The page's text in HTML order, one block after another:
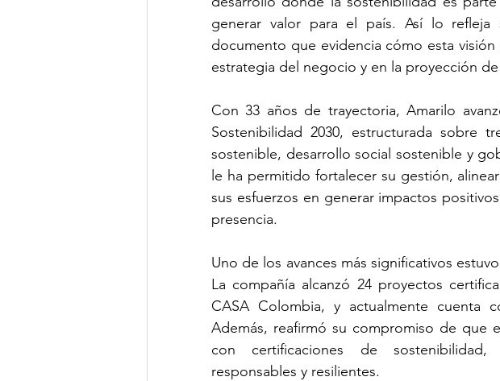
generar valor para el país. Así lo
documento que evidencia cómo esta
estrategia del negocio y en la proyección de
Con 33 años de trayectoria, Amarilo
Sostenibilidad 2030, estructurada sobre
sostenible, desarrollo social sostenible y
le ha permitido fortalecer su gestión,
sus esfuerzos en generar impactos
presencia.
Uno de los avances más significativos
La compañía alcanzó 24 proyectos
CASA Colombia, y actualmente cuenta
Además, reafirmó su compromiso de que
con certificaciones de
responsables y resilientes.